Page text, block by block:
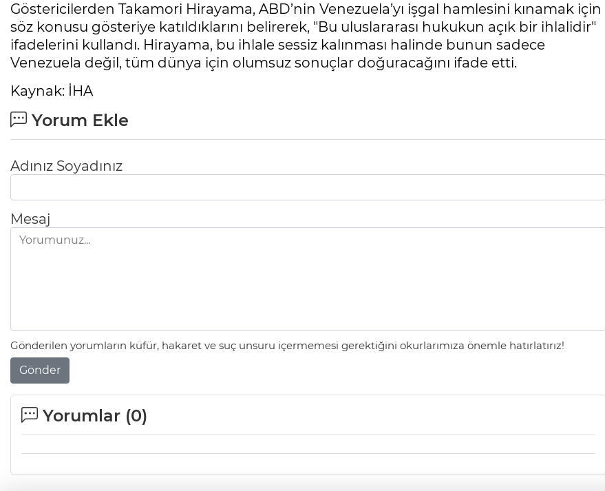
Göstericilerden Takamori Hirayama, ABD’nin Venezuela’yı işgal hamlesini kınamak için
söz konusu gösteriye katıldıklarını belirerek, "Bu uluslararası hukukun açık bir ihlalidir"
ifadelerini kullandı. Hirayama, bu ihlale sessiz kalınması halinde bunun sadece
Venezuela değil, tüm dünya için olumsuz sonuçlar doğuracağını ifade etti.
Kaynak: İHA
Yorum Ekle
Adınız Soyadınız
Mesaj
Gönderilen yorumların küfür, hakaret ve suç unsuru içermemesi gerektiğini okurlarımıza önemle hatırlatırız!
Gönder
Yorumlar (0)